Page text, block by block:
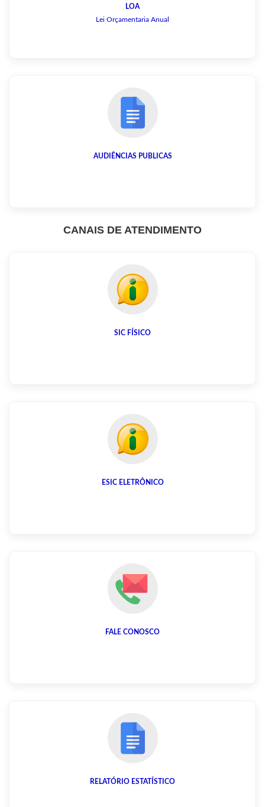
LOA
Lei Orçamentaria Anual
AUDIÊNCIAS PUBLICAS
CANAIS DE ATENDIMENTO
SIC FÍSICO
ESIC ELETRÔNICO
FALE CONOSCO
RELATÓRIO ESTATÍSTICO